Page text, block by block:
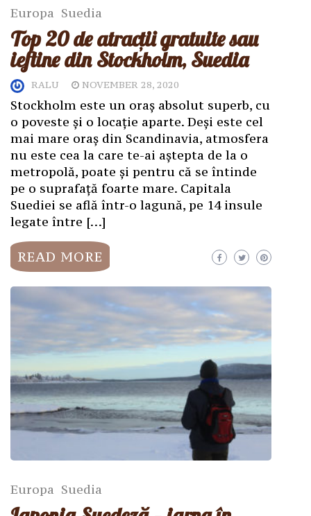
Europa Suedia
Top 20 de atracții gratuite sau
ieftine din Stockholm, Suedia
RALU NOVEMBER 28, 2020
Stockholm este un oraș absolut superb, cu
o poveste și o locație aparte. Deși este cel
mai mare oraș din Scandinavia, atmosfera
nu este cea la care te-ai aștepta de la o
metropolă, poate și pentru că se întinde
pe o suprafață foarte mare. Capitala
Suediei se află într-o lagună, pe 14 insule
legate între […]
READ MORE
Europa Suedia